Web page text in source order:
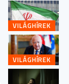
VILÁGHÍREK
VILÁGHÍREK